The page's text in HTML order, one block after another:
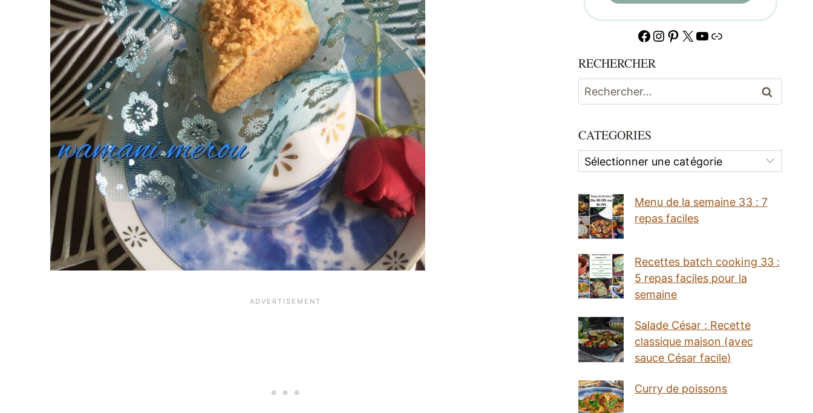
Facebook
Instagram
Pinterest
X YouTube
Lien
RECHERCHER
Rechercher :
CATEGORIES
Categories
Menu de la semaine 33 : 7
repas faciles
Recettes batch cooking 33 :
5 repas faciles pour la
semaine
Salade César : Recette
classique maison (avec
sauce César facile)
Curry de poissons